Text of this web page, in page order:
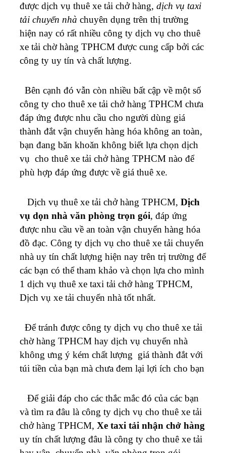
được dịch vụ thuê xe tải chở hàng, dịch vụ taxi
tải chuyển nhà chuyên dụng trên thị trường
hiện nay có rất nhiều công ty dịch vụ cho thuê
xe tải chờ hàng TPHCM được cung cấp bởi các
công ty uy tín và chất lượng.
Bên cạnh đó vẫn còn nhiều bất cập về một số
công ty cho thuê xe tải chở hàng TPHCM chưa
đáp ứng được nhu cầu cho người dùng giá
thành đắt vận chuyển hàng hóa không an toàn,
bạn đang băn khoăn không biết lựa chọn dịch
vụ cho thuê xe tải chở hàng TPHCM nào để
phù hợp đáp ứng được về giá thuê xe.
Dịch vụ thuê xe tải chở hàng TPHCM, Dịch
vụ dọn nhà văn phòng trọn gói, đáp ứng
được nhu cầu về an toàn vận chuyển hàng hóa
đồ đạc. Công ty dịch vụ cho thuê xe tải chuyển
nhà uy tín chất lượng hiện nay trên trị trường để
các bạn có thể tham khảo và chọn lựa cho mình
1 dịch vụ thuê xe taxi tải chở hàng TPHCM,
Dịch vụ xe tải chuyển nhà tốt nhất.
Để tránh được công ty dịch vụ cho thuê xe tải
chờ hàng TPHCM hay dịch vụ chuyển nhà
không ưng ý kém chất lượng giá thành đắt với
túi tiền của bạn mà chưa đem lại lợi ích cho bạn
Để giải đáp cho các thắc mắc đó của các bạn
và tìm ra đâu là công ty dịch vụ cho thuê xe tải
chở hàng TPHCM, Xe taxi tải nhận chở hàng
uy tín chất lượng đâu là công ty cho thuê xe tải